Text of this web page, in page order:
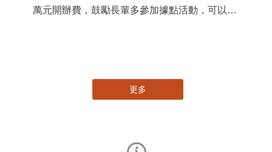
萬元開辦費，鼓勵長輩多參加據點活動，可以更
更多